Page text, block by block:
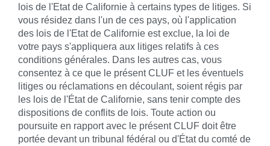
lois de l'Etat de Californie à certains types de litiges. Si
vous résidez dans l'un de ces pays, où l'application
des lois de l'Etat de Californie est exclue, la loi de
votre pays s'appliquera aux litiges relatifs à ces
conditions générales. Dans les autres cas, vous
consentez à ce que le présent CLUF et les éventuels
litiges ou réclamations en découlant, soient régis par
les lois de l'État de Californie, sans tenir compte des
dispositions de conflits de lois. Toute action ou
poursuite en rapport avec le présent CLUF doit être
portée devant un tribunal fédéral ou d'État du comté de